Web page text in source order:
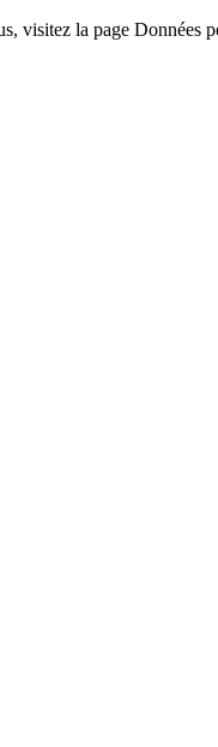
visitez la page Données